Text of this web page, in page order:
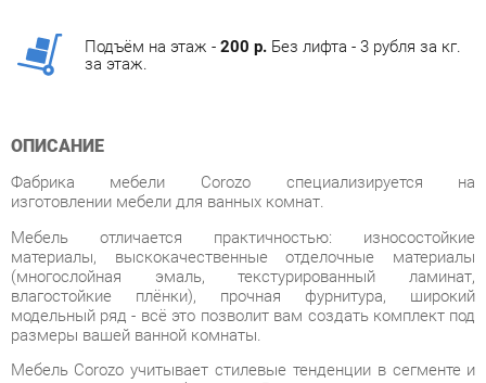
изготовлении мебели для ванных комнат.
Мебель отличается практичностью: износостойкие
материалы, выскокачественные отделочные материалы
(многослойная эмаль, текстурированный ламинат,
влагостойкие плёнки), прочная фурнитура, широкий
модельный ряд - всё это позволит вам создать комплект под
размеры вашей ванной комнаты.
Мебель Corozo учитывает стилевые тенденции в сегменте и
отвечает высоким требованиям. В основе линеек для ванных
комнат заложены функциональность, универсальность и
минимализм. Разнообразие стилей позволит вам подобрать
подходящее под ваш дизайн решение.